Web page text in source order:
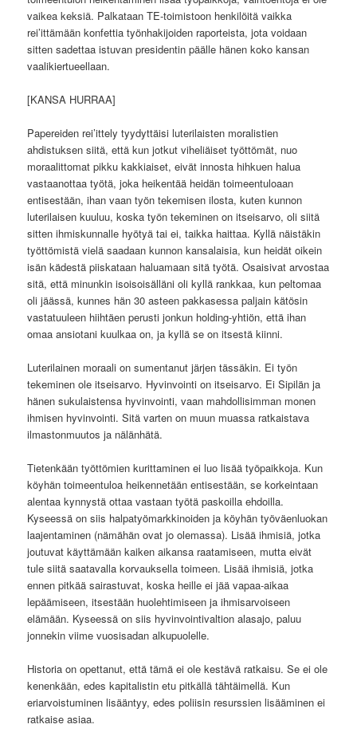
vaikea keksiä. Palkataan TE-toimistoon henkilöitä vaikka
rei’ittämään konfettia työnhakijoiden raporteista, jota voidaan
sitten sadettaa istuvan presidentin päälle hänen koko kansan
vaalikiertueellaan.
[KANSA HURRAA]
Papereiden rei’ittely tyydyttäisi luterilaisten moralistien
ahdistuksen siitä, että kun jotkut viheliäiset työttömät, nuo
moraalittomat pikku kakkiaiset, eivät innosta hihkuen halua
vastaanottaa työtä, joka heikentää heidän toimeentuloaan
entisestään, ihan vaan työn tekemisen ilosta, kuten kunnon
luterilaisen kuuluu, koska työn tekeminen on itseisarvo, oli siitä
sitten ihmiskunnalle hyötyä tai ei, taikka haittaa. Kyllä näistäkin
työttömistä vielä saadaan kunnon kansalaisia, kun heidät oikein
isän kädestä piiskataan haluamaan sitä työtä. Osaisivat arvostaa
sitä, että minunkin isoisoisälläni oli kyllä rankkaa, kun peltomaa
oli jäässä, kunnes hän 30 asteen pakkasessa paljain kätösin
vastatuuleen hiihtäen perusti jonkun holding-yhtiön, että ihan
omaa ansiotani kuulkaa on, ja kyllä se on itsestä kiinni.
Luterilainen moraali on sumentanut järjen tässäkin. Ei työn
tekeminen ole itseisarvo. Hyvinvointi on itseisarvo. Ei Sipilän ja
hänen sukulaistensa hyvinvointi, vaan mahdollisimman monen
ihmisen hyvinvointi. Sitä varten on muun muassa ratkaistava
ilmastonmuutos ja nälänhätä.
Tietenkään työttömien kurittaminen ei luo lisää työpaikkoja. Kun
köyhän toimeentuloa heikennetään entisestään, se korkeintaan
alentaa kynnystä ottaa vastaan työtä paskoilla ehdoilla.
Kyseessä on siis halpatyömarkkinoiden ja köyhän työväenluokan
laajentaminen (nämähän ovat jo olemassa). Lisää ihmisiä, jotka
joutuvat käyttämään kaiken aikansa raatamiseen, mutta eivät
tule siitä saatavalla korvauksella toimeen. Lisää ihmisiä, jotka
ennen pitkää sairastuvat, koska heille ei jää vapaa-aikaa
lepäämiseen, itsestään huolehtimiseen ja ihmisarvoiseen
elämään. Kyseessä on siis hyvinvointivaltion alasajo, paluu
jonnekin viime vuosisadan alkupuolelle.
Historia on opettanut, että tämä ei ole kestävä ratkaisu. Se ei ole
kenenkään, edes kapitalistin etu pitkällä tähtäimellä. Kun
eriarvoistuminen lisääntyy, edes poliisin resurssien lisääminen ei
ratkaise asiaa.